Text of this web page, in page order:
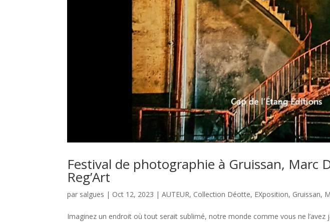
Festival de photographie à Gruissan, Marc
Reg’Art
par salgues | Oct 12, 2023 |AUTEUR, Collection Déotte, EXposition, Gruissan,
Imaginez un endroit où tout serait sublimé, notre monde comme vous ne l’avez